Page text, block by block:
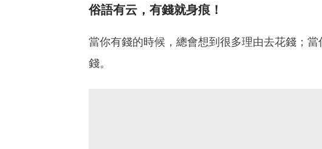
俗語有云，有錢就身痕！
當你有錢的時候，總會想到很多理由去花錢；
錢。